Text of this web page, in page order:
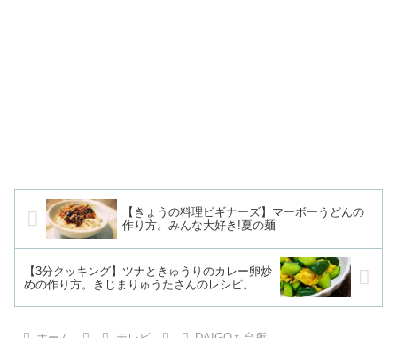
【きょうの料理ビギナーズ】マーボーうどんの
作り方。みんな大好き!夏の麺
【3分クッキング】ツナときゅうりのカレー卵炒
めの作り方。きじまりゅうたさんのレシピ。